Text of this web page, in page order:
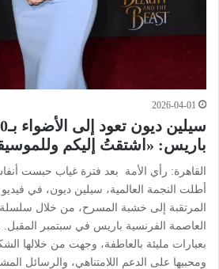
2026-04-01
باريس: «اشتقتُ إليكم
القاهرة: رأي الأمة بعد فترة غياب حبست
أطلت النجمة العالمية، سيلين ديون، في
المرتقبة إلى خشبة المسرح، من خلال
العاصمة الفرنسية باريس في سبتمبر المقبل.
بعبارات مليئة بالعاطفة، وجهت من خلالها
ومحبيها على الدعم اللامتناهي، والرسائل